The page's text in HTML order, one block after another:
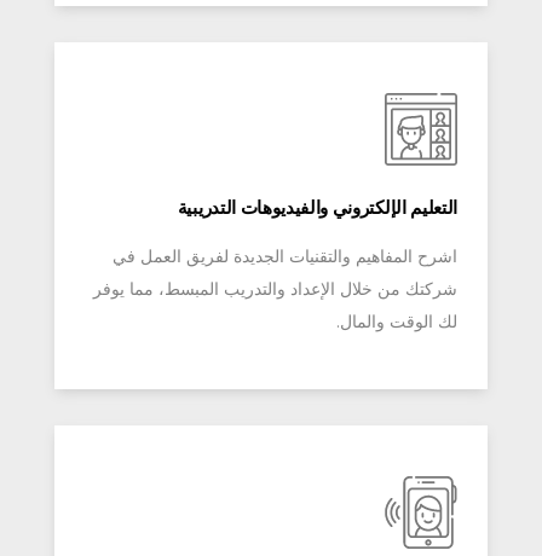
التعليم الإلكتروني والفيديوهات التدريبية
اشرح المفاهيم والتقنيات الجديدة لفريق العمل في
شركتك من خلال الإعداد والتدريب المبسط، مما يوفر
لك الوقت والمال.